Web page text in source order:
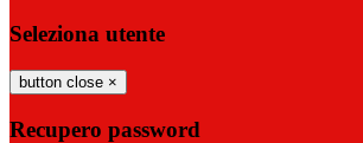
Seleziona utente
button close ×
Recupero password